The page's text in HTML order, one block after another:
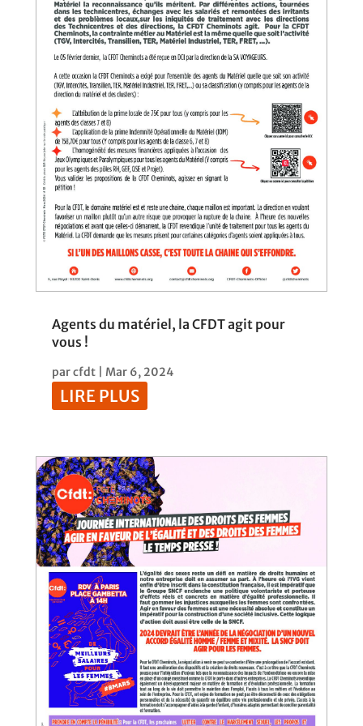
Agents du matériel, la CFDT agit pour
vous !
parcfdt| Mar 6, 2024
LIRE PLUS